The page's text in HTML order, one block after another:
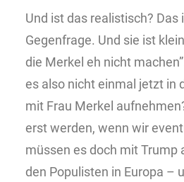
Und ist das realistisch?
Gegenfrage. Und sie ist
die Merkel eh nicht
es also nicht einmal jetzt in
mit Frau Merkel
erst werden, wenn wir
müssen es doch mit Trump
den Populisten in Europa –